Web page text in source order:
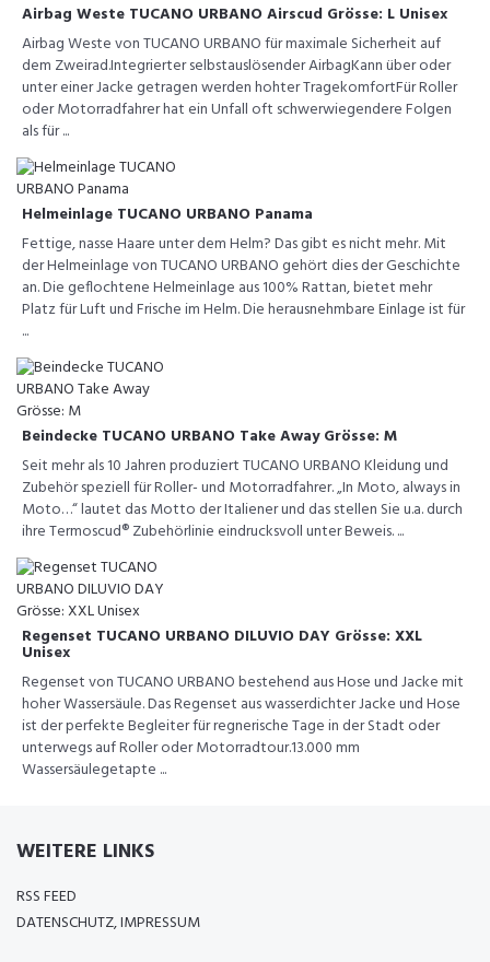
Airbag Weste TUCANO URBANO Airscud Grösse: L Unisex
Airbag Weste von TUCANO URBANO für maximale Sicherheit auf
dem Zweirad.Integrierter selbstauslösender AirbagKann über oder
unter einer Jacke getragen werden hohter TragekomfortFür Roller
oder Motorradfahrer hat ein Unfall oft schwerwiegendere Folgen
als für ...
Helmeinlage TUCANO URBANO Panama
Fettige, nasse Haare unter dem Helm? Das gibt es nicht mehr. Mit
der Helmeinlage von TUCANO URBANO gehört dies der Geschichte
an. Die geflochtene Helmeinlage aus 100% Rattan, bietet mehr
Platz für Luft und Frische im Helm. Die herausnehmbare Einlage ist für
...
Beindecke TUCANO URBANO Take Away Grösse: M
Seit mehr als 10 Jahren produziert TUCANO URBANO Kleidung und
Zubehör speziell für Roller- und Motorradfahrer. „In Moto, always in
Moto…“ lautet das Motto der Italiener und das stellen Sie u.a. durch
ihre Termoscud® Zubehörlinie eindrucksvoll unter Beweis. ...
Regenset TUCANO URBANO DILUVIO DAY Grösse: XXL
Unisex
Regenset von TUCANO URBANO bestehend aus Hose und Jacke mit
hoher Wassersäule. Das Regenset aus wasserdichter Jacke und Hose
ist der perfekte Begleiter für regnerische Tage in der Stadt oder
unterwegs auf Roller oder Motorradtour.13.000 mm
Wassersäulegetapte ...
WEITERE LINKS
RSS FEED
DATENSCHUTZ, IMPRESSUM